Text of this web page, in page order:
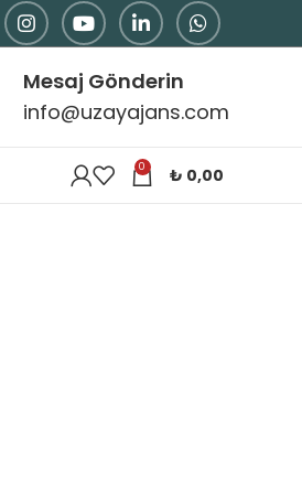
Mesaj Gönderin
info@uzayajans.com
0 ₺ 0,00